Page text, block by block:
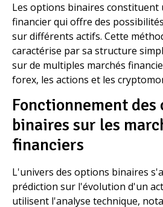
Les options binaires
financier qui offre des
sur différents actifs. Cette
caractérise par sa structure
sur de multiples marchés
forex, les actions et les
Fonctionnement des
binaires sur les
financiers
L'univers des options binaires
prédiction sur l'évolution d'un
utilisent l'analyse technique,